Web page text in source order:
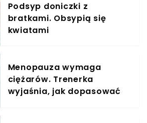
Podsyp doniczki z
bratkami. Obsypią się
kwiatami
Menopauza wymaga
ciężarów. Trenerka
wyjaśnia, jak dopasować